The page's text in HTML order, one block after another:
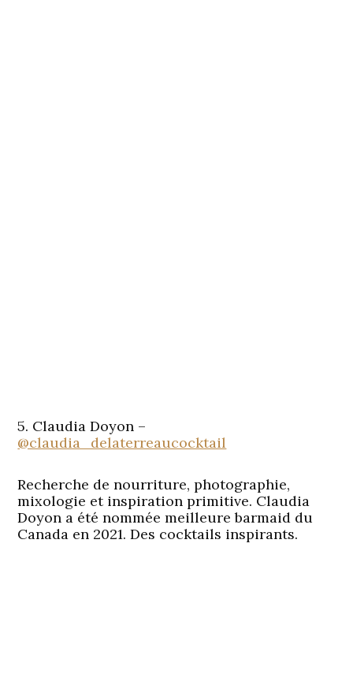
5. Claudia Doyon –
@claudia_delaterreaucocktail
Recherche de nourriture, photographie,
mixologie et inspiration primitive. Claudia
Doyon a été nommée meilleure barmaid du
Canada en 2021. Des cocktails inspirants.